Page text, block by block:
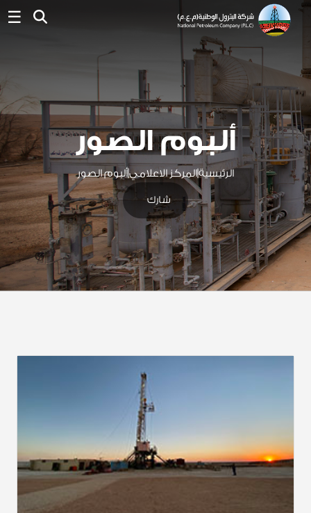
☰
ألبوم الصور
الرئيسية|المركز الاعلامي|ألبوم الصور
شارك